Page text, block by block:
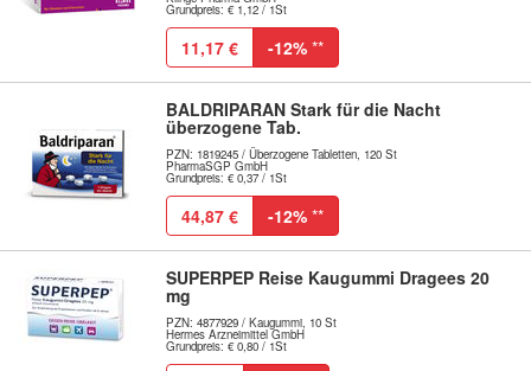
Grundpreis: € 1,12 / 1St
11,17 € -12% **
BALDRIPARAN Stark für die Nacht
überzogene Tab.
PZN: 1819245 / Überzogene Tabletten, 120 St
PharmaSGP GmbH
Grundpreis: € 0,37 / 1St
44,87 € -12% **
SUPERPEP Reise Kaugummi Dragees 20
mg
PZN: 4877929 / Kaugummi, 10 St
Hermes Arzneimittel GmbH
Grundpreis: € 0,80 / 1St